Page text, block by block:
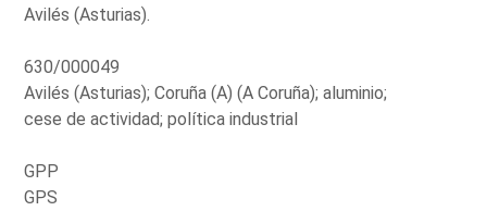
Avilés (Asturias).
630/000049
Avilés (Asturias); Coruña (A) (A Coruña); aluminio;
cese de actividad; política industrial
GPP
GPS